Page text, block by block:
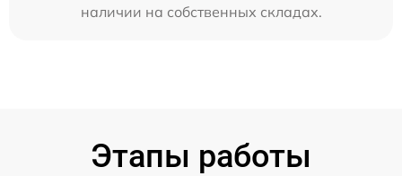
наличии на собственных складах.
Этапы работы